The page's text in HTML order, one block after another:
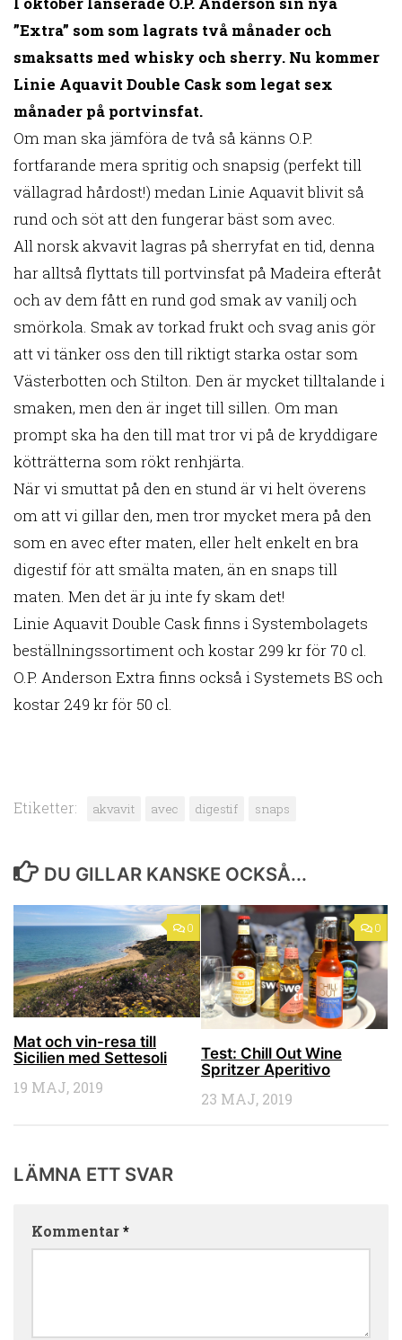
”Extra” som som lagrats två månader och
smaksatts med whisky och sherry. Nu kommer
Linie Aquavit Double Cask som legat sex
månader på portvinsfat.
Om man ska jämföra de två så känns O.P.
fortfarande mera spritig och snapsig (perfekt till
vällagrad hårdost!) medan Linie Aquavit blivit så
rund och söt att den fungerar bäst som avec.
All norsk akvavit lagras på sherryfat en tid, denna
har alltså flyttats till portvinsfat på Madeira efteråt
och av dem fått en rund god smak av vanilj och
smörkola. Smak av torkad frukt och svag anis gör
att vi tänker oss den till riktigt starka ostar som
Västerbotten och Stilton. Den är mycket tilltalande i
smaken, men den är inget till sillen. Om man
prompt ska ha den till mat tror vi på de kryddigare
kötträtterna som rökt renhjärta.
När vi smuttat på den en stund är vi helt överens
om att vi gillar den, men tror mycket mera på den
som en avec efter maten, eller helt enkelt en bra
digestif för att smälta maten, än en snaps till
maten. Men det är ju inte fy skam det!
Linie Aquavit Double Cask finns i Systembolagets
beställningssortiment och kostar 299 kr för 70 cl.
O.P. Anderson Extra finns också i Systemets BS och
kostar 249 kr för 50 cl.
Etiketter: akvavit avec digestif snaps
DU GILLAR KANSKE OCKSÅ...
0
Mat och vin-resa till
Sicilien med Settesoli
19 MAJ, 2019
0
Test: Chill Out Wine
Spritzer Aperitivo
23 MAJ, 2019
LÄMNA ETT SVAR
Kommentar*